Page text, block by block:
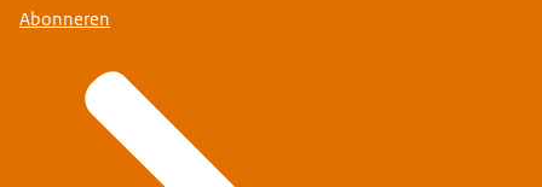
Abonneren